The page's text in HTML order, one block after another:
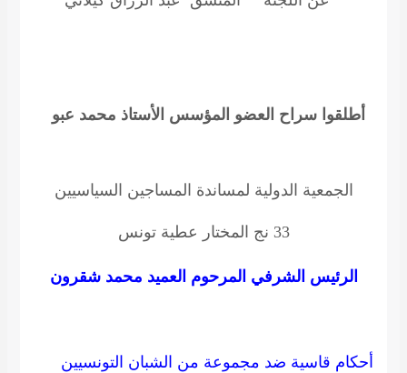
أطلقوا سراح العضو المؤسس الأستاذ محمد عبو
الجمعية الدولية لمساندة المساجين السياسيين
33 نج المختار عطية تونس
الرئيس الشرفي المرحوم العميد محمد شقرون
أحكام قاسية ضد مجموعة من الشبان التونسيين